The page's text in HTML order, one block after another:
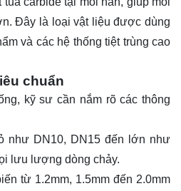
Đây là loại vật liệu được dùng
và các hệ thống tiệt trùng cao
chuẩn
kỹ sư cần nắm rõ các thông
như DN10, DN15 đến lớn như
lưu lượng dòng chảy.
từ 1.2mm, 1.5mm đến 2.0mm